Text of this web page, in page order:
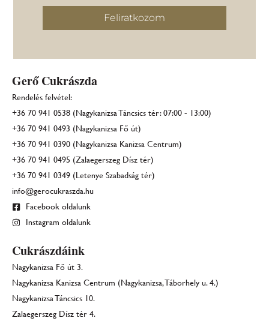
Feliratkozom
Gerő Cukrászda
Rendelés felvétel:
+36 70 941 0538 (Nagykanizsa Táncsics tér: 07:00 - 13:00)
+36 70 941 0493 (Nagykanizsa Fő út)
+36 70 941 0390 (Nagykanizsa Kanizsa Centrum)
+36 70 941 0495 (Zalaegerszeg Dísz tér)
+36 70 941 0349 (Letenye Szabadság tér)
info@gerocukraszda.hu
Facebook oldalunk
Instagram oldalunk
Cukrászdáink
Nagykanizsa Fő út 3.
Nagykanizsa Kanizsa Centrum (Nagykanizsa, Táborhely u. 4.)
Nagykanizsa Táncsics 10.
Zalaegerszeg Dísz tér 4.